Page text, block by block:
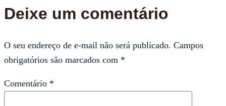
Deixe um comentário
O seu endereço de e-mail não será publicado. Campos
obrigatórios são marcados com *
Comentário *